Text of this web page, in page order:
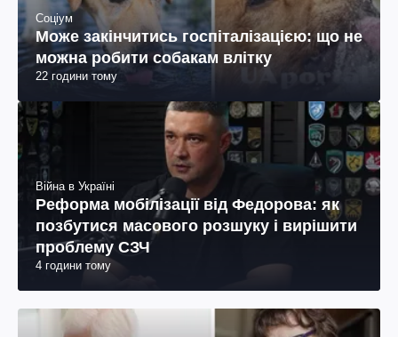
Соціум
Може закінчитись госпіталізацією: що не
можна робити собакам влітку
22 години тому
Війна в Україні
Реформа мобілізації від Федорова: як
позбутися масового розшуку і вирішити
проблему СЗЧ
4 години тому